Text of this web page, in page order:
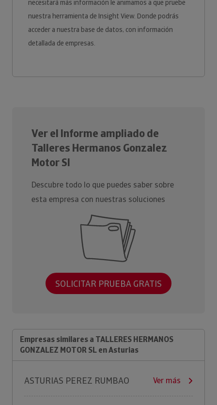
necesitará más información le animamos a que pruebe
nuestra herramienta de Insight View. Donde podrás
acceder a nuestra base de datos, con información
detallada de empresas.
Ver el Informe ampliado de
Talleres Hermanos Gonzalez
Motor Sl
Descubre todo lo que puedes saber sobre
esta empresa con nuestras soluciones
SOLICITAR PRUEBA GRATIS
Empresas similares a TALLERES HERMANOS
GONZALEZ MOTOR SL en Asturias
ASTURIAS PEREZ RUMBAO Ver más